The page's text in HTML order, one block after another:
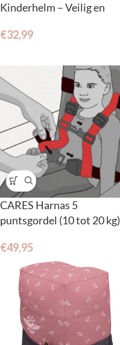
Kinderhelm – Veilig en
€32,99
CARES Harnas 5
puntsgordel (10 tot 20 kg)
€49,95